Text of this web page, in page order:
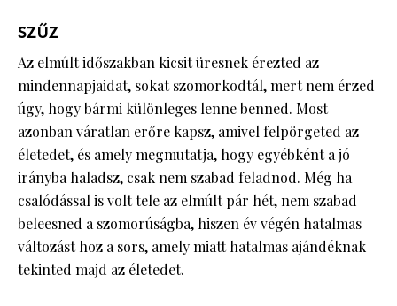
SZŰZ
Az elmúlt időszakban kicsit üresnek érezted az
mindennapjaidat, sokat szomorkodtál, mert nem érzed
úgy, hogy bármi különleges lenne benned. Most
azonban váratlan erőre kapsz, amivel felpörgeted az
életedet, és amely megmutatja, hogy egyébként a jó
irányba haladsz, csak nem szabad feladnod. Még ha
csalódással is volt tele az elmúlt pár hét, nem szabad
beleesned a szomorúságba, hiszen év végén hatalmas
változást hoz a sors, amely miatt hatalmas ajándéknak
tekinted majd az életedet.